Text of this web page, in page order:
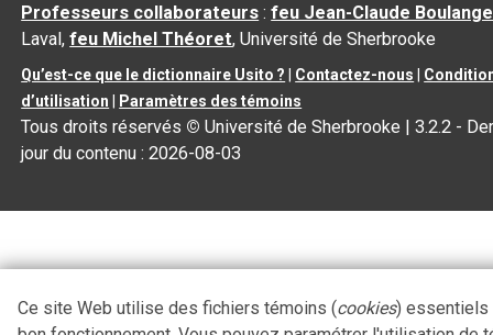
Professeurs collaborateurs :feu Jean-Claude
Laval,feu Michel Théoret, Université de Sherbrooke
Qu’est-ce que le dictionnaire Usito ? Contactez-nous
d’utilisation
Paramètres des témoins
Tous droits réservés © Université de Sherbrooke |3.2.2 -
jour du contenu :2026-08-03
Ce site Web utilise des fichiers témoins (cookies) essentiels